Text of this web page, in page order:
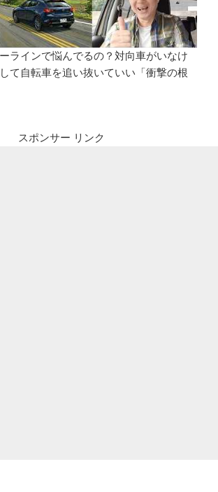
ラインで悩んでるの？対向車がいなけ
て自転車を追い抜いていい「衝撃の根
スポンサー リンク